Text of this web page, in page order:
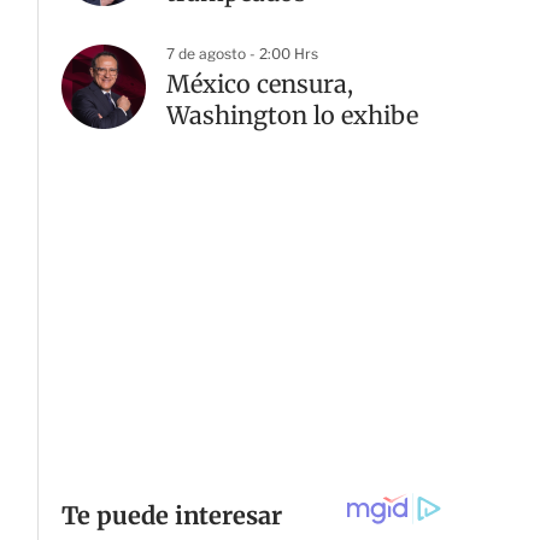
7 de agosto - 2:00 Hrs
México censura,
Washington lo exhibe